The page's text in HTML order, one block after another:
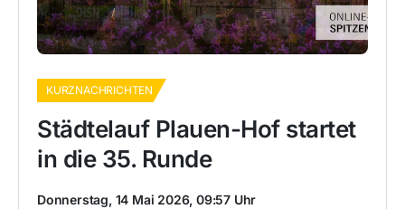
KURZNACHRICHTEN
Städtelauf Plauen-Hof startet
in die 35. Runde
Donnerstag, 14 Mai 2026, 09:57 Uhr